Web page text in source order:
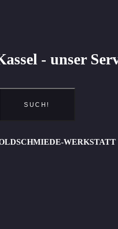
- unser
SUCH!
WERKSTATT